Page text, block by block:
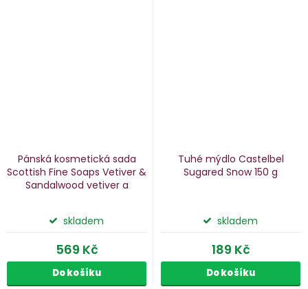
Pánská kosmetická sada
Scottish Fine Soaps Vetiver &
Sandalwood vetiver a
skladem
569 Kč
Do košíku
Tuhé mýdlo Castelbel
Sugared Snow150 g
skladem
189 Kč
Do košíku